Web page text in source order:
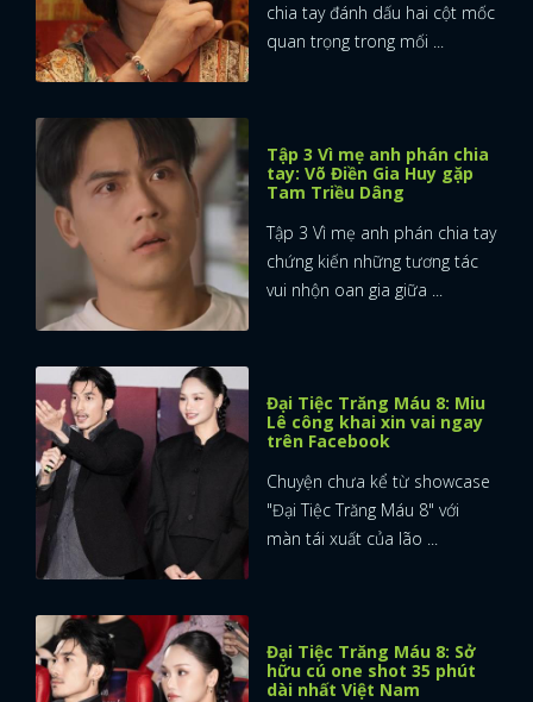
chia tay đánh dấu hai cột mốc
quan trọng trong mối ...
Tập 3 Vì mẹ anh phán chia
tay: Võ Điền Gia Huy gặp
Tam Triều Dâng
Tập 3 Vì mẹ anh phán chia tay
chứng kiến những tương tác
vui nhộn oan gia giữa ...
Đại Tiệc Trăng Máu 8: Miu
Lê công khai xin vai ngay
trên Facebook
Chuyện chưa kể từ showcase
"Đại Tiệc Trăng Máu 8" với
màn tái xuất của lão ...
Đại Tiệc Trăng Máu 8: Sở
hữu cú one shot 35 phút
dài nhất Việt Nam